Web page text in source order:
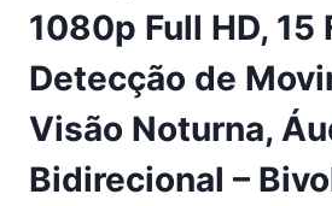
1080p Full HD, 15
Detecção de
Visão Noturna,
Bidirecional –